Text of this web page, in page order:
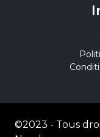
©2023 - Tous